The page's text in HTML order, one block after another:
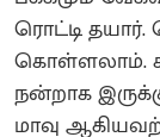
ரொட்டி
கொள்ளலாம்.
நன்றாக
மாவு